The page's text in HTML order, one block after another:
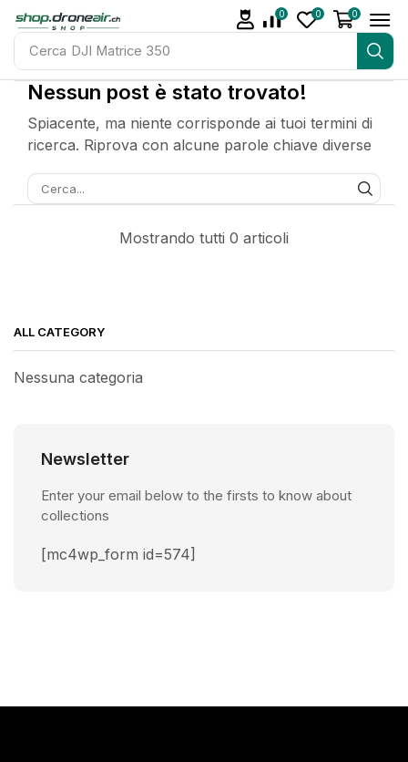
Cerca DJI Matrice 350
0 0 0
Nessun post è stato trovato!
Spiacente, ma niente corrisponde ai tuoi termini di
ricerca. Riprova con alcune parole chiave diverse
Mostrando tutti 0 articoli
ALL CATEGORY
Nessuna categoria
Newsletter
Enter your email below to the firsts to know about
collections
[mc4wp_form id=574]